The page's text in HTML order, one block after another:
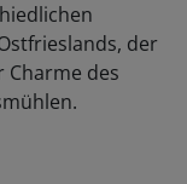
der
Charme des